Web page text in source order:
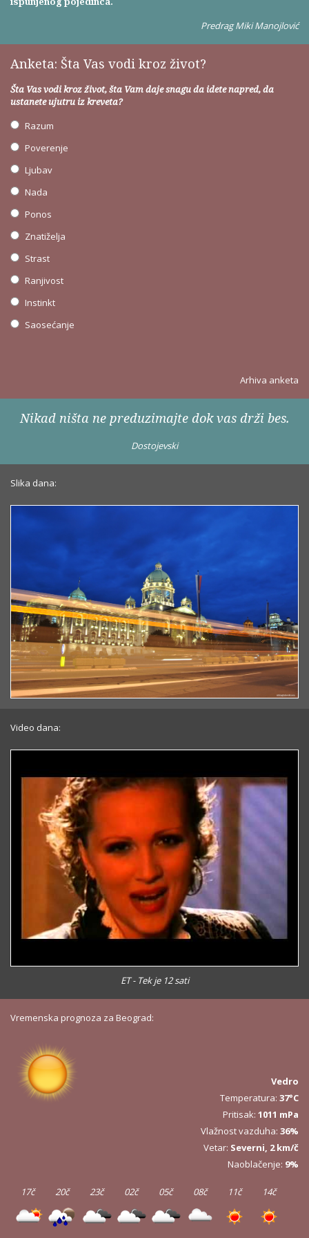
Predrag Miki Manojlović
Anketa: Šta Vas vodi kroz život?
Šta Vas vodi kroz život, šta Vam daje snagu da idete napred, da
ustanete ujutru iz kreveta?
Razum
Poverenje
Ljubav
Nada
Ponos
Znatiželja
Strast
Ranjivost
Instinkt
Saosećanje
Arhiva anketa
Nikad ništa ne preduzimajte dok vas drži bes.
Dostojevski
Slika dana:
Video dana:
ET - Tek je 12 sati
Vremenska prognoza za Beograd:
Vedro
Temperatura: 37°C
Pritisak: 1011 mPa
Vlažnost vazduha: 36%
Vetar: Severni, 2 km/č
Naoblačenje: 9%
17č 20č 23č 02č 05č 08č 11č 14č